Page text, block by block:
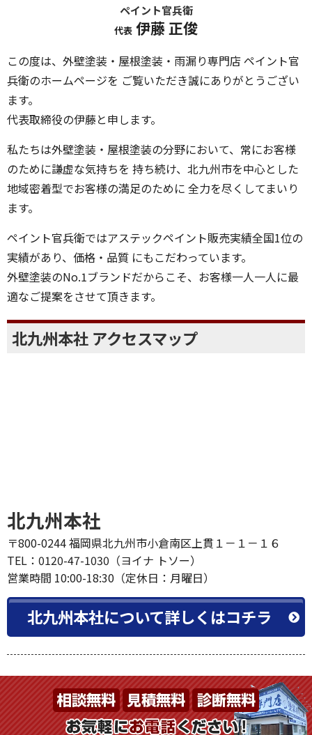
ペイント官兵衛
代表伊藤 正俊
この度は、外壁塗装・屋根塗装・雨漏り専門店 ペイント官
兵衛のホームページを ご覧いただき誠にありがとうござい
ます。
代表取締役の伊藤と申します。
私たちは外壁塗装・屋根塗装の分野において、常にお客様
のために謙虚な気持ちを 持ち続け、北九州市を中心とした
地域密着型でお客様の満足のために 全力を尽くしてまいり
ます。
ペイント官兵衛ではアステックペイント販売実績全国1位の
実績があり、価格・品質 にもこだわっています。
外壁塗装のNo.1ブランドだからこそ、お客様一人一人に最
適なご提案をさせて頂きます。
北九州本社
〒800-0244 福岡県北九州市小倉南区上貫１－１－１６
TEL：0120-47-1030（ヨイナ トソー）
営業時間 10:00-18:30（定休日：月曜日）
北九州本社について詳しくはコチラ